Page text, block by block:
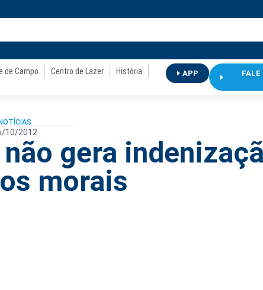
de Campo Centro de Lazer
História
APP
FALE
NOTÍCIAS
10/2012
gera
morais